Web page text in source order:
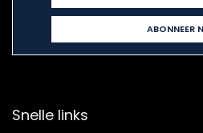
Snelle links